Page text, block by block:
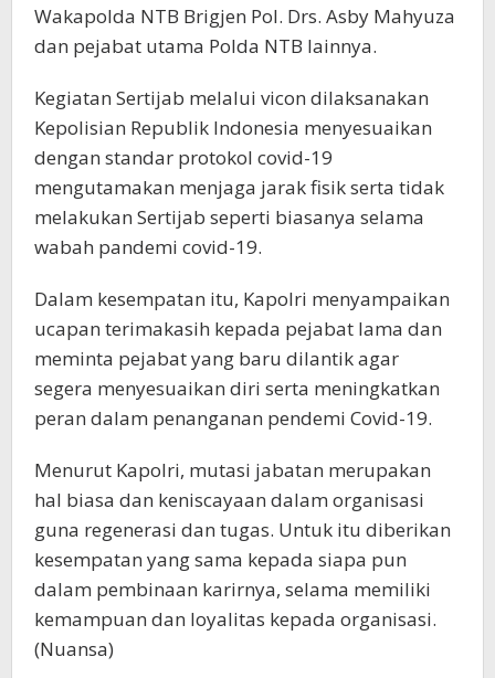
Wakapolda NTB Brigjen Pol. Drs. Asby Mahyuza
dan pejabat utama Polda NTB lainnya.
Kegiatan Sertijab melalui vicon dilaksanakan
Kepolisian Republik Indonesia menyesuaikan
dengan standar protokol covid-19
mengutamakan menjaga jarak fisik serta tidak
melakukan Sertijab seperti biasanya selama
wabah pandemi covid-19.
Dalam kesempatan itu, Kapolri menyampaikan
ucapan terimakasih kepada pejabat lama dan
meminta pejabat yang baru dilantik agar
segera menyesuaikan diri serta meningkatkan
peran dalam penanganan pendemi Covid-19.
Menurut Kapolri, mutasi jabatan merupakan
hal biasa dan keniscayaan dalam organisasi
guna regenerasi dan tugas. Untuk itu diberikan
kesempatan yang sama kepada siapa pun
dalam pembinaan karirnya, selama memiliki
kemampuan dan loyalitas kepada organisasi.
(Nuansa)